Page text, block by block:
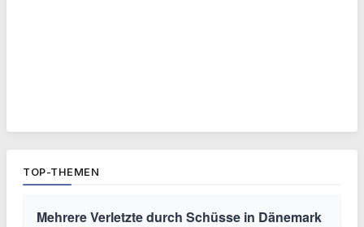
TOP-THEMEN
Mehrere Verletzte durch Schüsse in Dänemark